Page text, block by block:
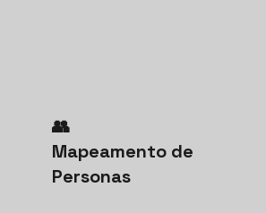
👥
Mapeamento de
Personas